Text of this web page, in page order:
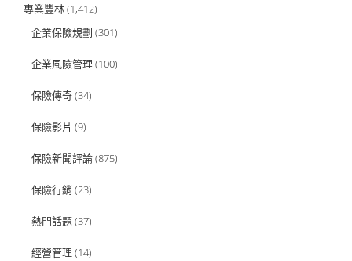
專業豐林(1,412)
企業保險規劃 (301)
企業風險管理 (100)
保險傳奇(34)
保險影片 (9)
保險新聞評論(875)
保險行銷 (23)
熱門話題(37)
經營管理 (14)